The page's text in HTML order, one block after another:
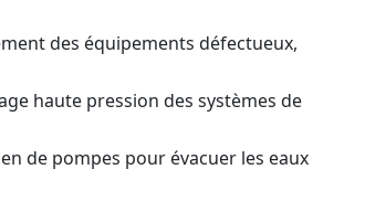
des équipements défectueux,
haute pression des systèmes de
de pompes pour évacuer les eaux